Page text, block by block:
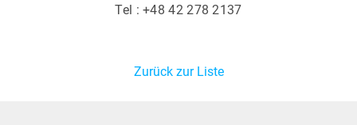
Tel : +48 42 278 2137
Zurück zur Liste